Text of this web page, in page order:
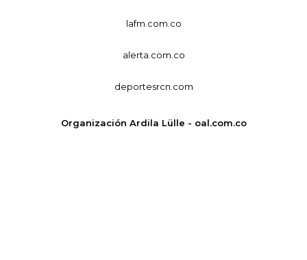
lafm.com.co
alerta.com.co
deportesrcn.com
Organización Ardila Lülle - oal.com.co